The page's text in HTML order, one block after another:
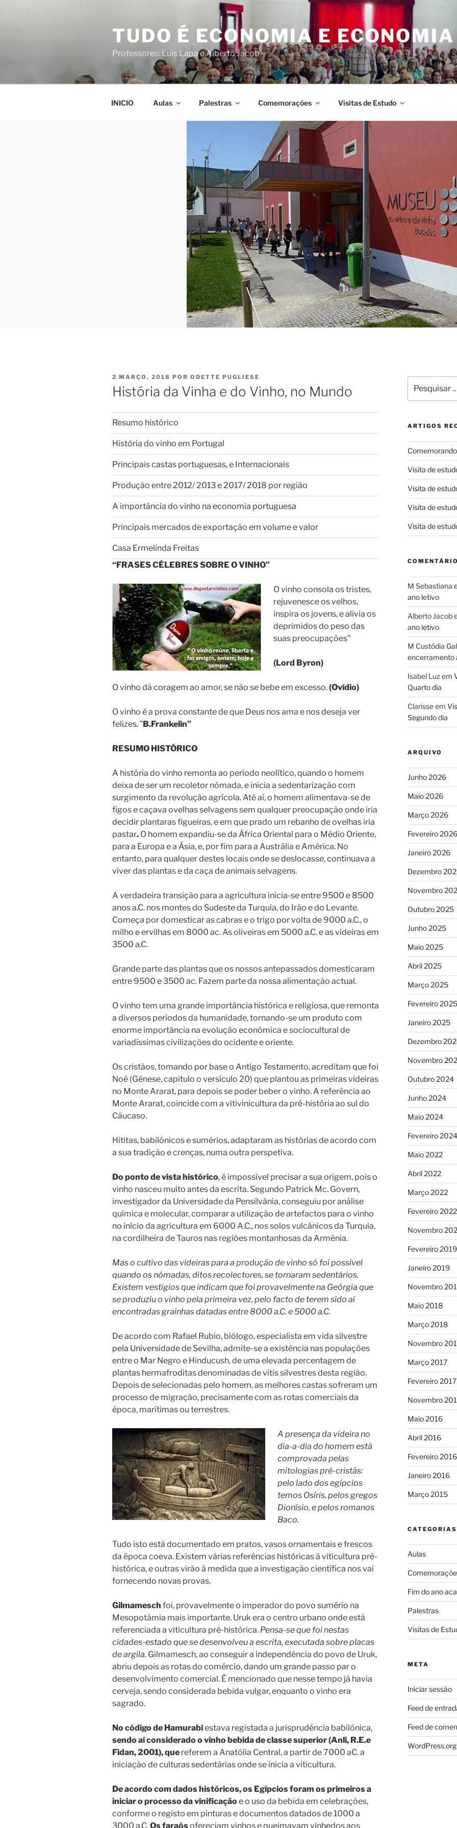
TUDO É ECONOMIA E
Professores: Luis Lapa e Alberto Jacob
INICIO Aulas Palestras Comemorações Visitas de Estudo
PUBLICADO
EM
2 MARÇO, 2018 POR ODETTE PUGLIESE
História da Vinha e do Vinho, no Mundo
Resumo histórico
História do vinho em Portugal
Principais castas portuguesas, e Internacionais
Produção entre 2012/ 2013 e 2017/ 2018 por região
A importância do vinho na economia portuguesa
Principais mercados de exportação em volume e valor
Casa Ermelinda Freitas
“FRASES CÉLEBRES SOBRE O VINHO”
O vinho consola os tristes,
rejuvenesce os velhos,
inspira os jovens, e alivia os
deprimidos do peso das
suas preocupações”
(Lord Byron)
O vinho dá coragem ao amor, se não se bebe em excesso.(Ovídio)
O vinho é a prova constante de que Deus nos ama e nos deseja ver
felizes. ”B.Frankelin”
RESUMO HISTÓRICO
A história do vinho remonta ao período neolítico, quando o homem
deixa de ser um recoletor nómada, e inicia a sedentarização com
surgimento da revolução agrícola. Até aí, o homem alimentava-se de
figos e caçava ovelhas selvagens sem qualquer preocupação onde iria
decidir plantaras figueiras, e em que prado um rebanho de ovelhas iria
pastar. O homem expandiu-se da África Oriental para o Médio Oriente,
para a Europa e a Ásia, e, por fim para a Austrália e América. No
entanto, para qualquer destes locais onde se deslocasse, continuava a
viver das plantas e da caça de animais selvagens.
A verdadeira transição para a agricultura inicia-se entre 9500 e 8500
anos a.C. nos montes do Sudeste da Turquia, do Irão e do Levante.
Começa por domesticar as cabras e o trigo por volta de 9000 a.C., o
milho e ervilhas em 8000 ac. As oliveiras em 5000 a.C. e as videiras em
3500 a.C.
Grande parte das plantas que os nossos antepassados domesticaram
entre 9500 e 3500 ac. Fazem parte da nossa alimentação actual.
O vinho tem uma grande importância histórica e religiosa, que remonta
a diversos períodos da humanidade, tornando-se um produto com
enorme importância na evolução económica e sociocultural de
variadíssimas civilizações do ocidente e oriente.
Os cristãos, tomando por base o Antigo Testamento, acreditam que foi
Noé (Génese, capitulo o versículo 20) que plantou as primeiras videiras
no Monte Ararat, para depois se poder beber o vinho. A referência ao
Monte Ararat, coincide com a vitivinicultura da pré-história ao sul do
Cáucaso.
Hititas, babilónicos e sumérios, adaptaram as histórias de acordo com
a sua tradição e crenças, numa outra perspetiva.
Do ponto de vista histórico, é impossível precisar a sua origem, pois o
vinho nasceu muito antes da escrita. Segundo Patrick Mc. Govern,
investigador da Universidade da Pensilvânia, conseguiu por análise
química e molecular, comparar a utilização de artefactos para o vinho
no início da agricultura em 6000 A.C., nos solos vulcânicos da Turquia,
na cordilheira de Tauros nas regiões montanhosas da Arménia.
Mas o cultivo das videiras para a produção de vinho só foi possível
quando os nómadas, ditos recolectores, se tornaram sedentários.
Existem vestígios que indicam que foi provavelmente na Geórgia que
se produziu o vinho pela primeira vez, pelo facto de terem sido aí
encontradas grainhas datadas entre 8000 a.C. e 5000 a.C.
De acordo com Rafael Rubio, biólogo, especialista em vida silvestre
pela Universidade de Sevilha, admite-se a existência nas populações
entre o Mar Negro e Hinducush, de uma elevada percentagem de
plantas hermafroditas denominadas de vitis silvestres desta região.
Depois de selecionadas pelo homem, as melhores castas sofreram um
processo de migração, precisamente com as rotas comerciais da
época, marítimas ou terrestres.
A presença da videira no
dia-a-dia do homem está
comprovada pelas
mitologias pré-cristãs:
pelo lado dos egípcios
temos Osíris, pelos gregos
Dionísio, e pelos romanos
Baco.
Tudo isto está documentado em pratos, vasos ornamentais e frescos
da época coeva. Existem várias referências históricas à viticultura pré-
histórica, e outras virão à medida que a investigação científica nos vai
fornecendo novas provas.
Gilmamesch foi, provavelmente o imperador do povo sumério na
Mesopotâmia mais importante. Uruk era o centro urbano onde está
referenciada a viticultura pré-histórica. Pensa-se que foi nestas
cidades-estado que se desenvolveu a escrita, executada sobre placas
de argila. Gilmamesch, ao conseguir a independência do povo de Uruk,
abriu depois as rotas do comércio, dando um grande passo par o
desenvolvimento comercial. É mencionado que nesse tempo já havia
cerveja, sendo considerada bebida vulgar, enquanto o vinho era
sagrado.
No código de Hamurabiestava registada a jurisprudência babilónica,
sendo aí considerado o vinho bebida de classe superior (Anli, R.E.e
Fidan, 2001), que referem a Anatólia Central, a partir de 7000 aC. a
iniciação de culturas sedentárias onde se inicia a viticultura.
De acordo com dados históricos, os Egípcios foram os primeiros a
iniciar oprocesso da vinificaçãoe o uso da bebida em celebrações,
conforme o registo em pinturas e documentos datados de 1000 a
3000 a.C.Os faraósofereciam vinhos e queimavam vinhedos aos
por:
ARTIGOS
Visita de
Visita de
Visita de
Visita de
M Sebastiana
ano letivo
Alberto Jacob
ano letivo
M Custódia
encerramento
Isabel Luz em
Quarto dia
Clarisseem
Segundo dia
ARQUIVO
Junho 2026
Maio 2026
Março 2026
Fevereiro 2026
Janeiro 2026
Dezembro
Novembro
Outubro 2025
Junho 2025
Maio 2025
Abril 2025
Março 2025
Fevereiro 2025
Janeiro 2025
Dezembro
Novembro
Outubro 2024
Junho 2024
Maio 2024
Fevereiro 2024
Maio 2022
Abril 2022
Março 2022
Fevereiro 2022
Novembro
Fevereiro 2019
Janeiro 2019
Novembro
Maio 2018
Março 2018
Novembro
Março 2017
Fevereiro 2017
Novembro
Maio 2016
Abril 2016
Fevereiro 2016
Janeiro 2016
Março 2015
CATEGORIAS
Aulas
Fim do ano
Palestras
Visitas de
META
Iniciar sessão
Feed de
Feed de
WordPress.org